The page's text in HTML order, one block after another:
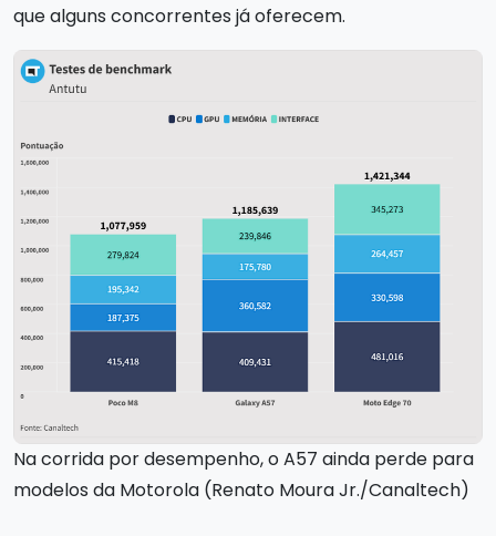
que alguns concorrentes já oferecem.
Na corrida por desempenho, o A57 ainda perde para
modelos da Motorola (Renato Moura Jr./Canaltech)